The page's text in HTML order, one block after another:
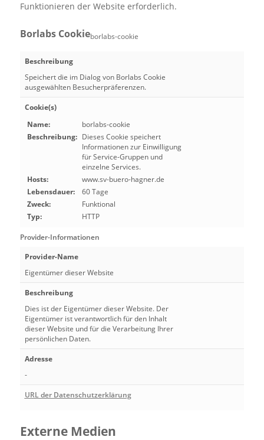
Funktionieren der Website erforderlich.
Borlabs Cookieborlabs-cookie
Beschreibung
Speichert die im Dialog von Borlabs Cookie
ausgewählten Besucherpräferenzen.
Cookie(s)
Name:
borlabs-cookie
Beschreibung: Dieses Cookie speichert
Informationen zur Einwilligung
für Service-Gruppen und
einzelne Services.
Hosts:
www.sv-buero-hagner.de
Lebensdauer:
60 Tage
Zweck:
Funktional
Typ:
HTTP
Provider-Informationen
Provider-Name
Eigentümer dieser Website
Beschreibung
Dies ist der Eigentümer dieser Website. Der
Eigentümer ist verantwortlich für den Inhalt
dieser Website und für die Verarbeitung Ihrer
persönlichen Daten.
Adresse
-
URL der Datenschutzerklärung
Externe Medien